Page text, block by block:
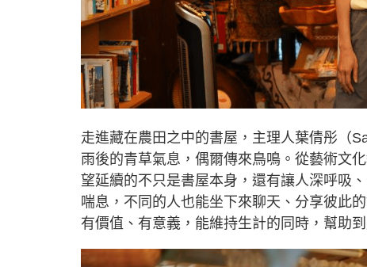
走進藏在農田之中的書屋，主理人葉倩彤（
雨後的青草氣息，偶爾傳來鳥鳴。從藝術文
望延續的不只是書屋本身，還有讓人深呼吸
喘息，不同的人也能坐下來聊天、分享彼此
有價值、有意義，能維持生計的同時，幫助到